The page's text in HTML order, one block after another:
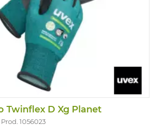
Twinflex D Xg Planet
Prod. 1056023